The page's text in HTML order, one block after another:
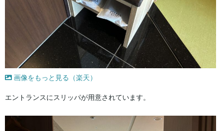
画像をもっと見る（楽天）
エントランスにスリッパが用意されています。